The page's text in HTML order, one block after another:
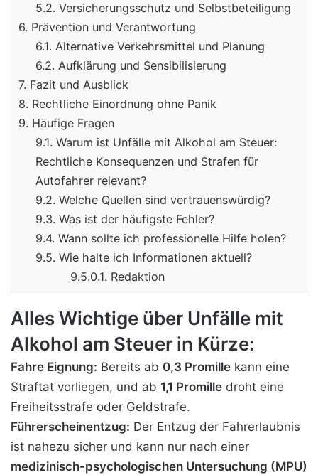
5.2. Versicherungsschutz und Selbstbeteiligung
6. Prävention und Verantwortung
6.1. Alternative Verkehrsmittel und Planung
6.2. Aufklärung und Sensibilisierung
7. Fazit und Ausblick
8. Rechtliche Einordnung ohne Panik
9. Häufige Fragen
9.1. Warum ist Unfälle mit Alkohol am Steuer:
Rechtliche Konsequenzen und Strafen für
Autofahrer relevant?
9.2. Welche Quellen sind vertrauenswürdig?
9.3. Was ist der häufigste Fehler?
9.4. Wann sollte ich professionelle Hilfe holen?
9.5. Wie halte ich Informationen aktuell?
9.5.0.1. Redaktion
Alles Wichtige über Unfälle mit
Alkohol am Steuer in Kürze:
Fahre Eignung: Bereits ab 0,3 Promille kann eine
Straftat vorliegen, und ab 1,1 Promille droht eine
Freiheitsstrafe oder Geldstrafe.
Führerscheinentzug: Der Entzug der Fahrerlaubnis
ist nahezu sicher und kann nur nach einer
medizinisch-psychologischen Untersuchung (MPU)